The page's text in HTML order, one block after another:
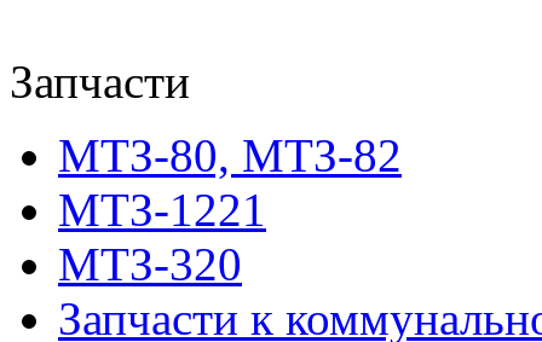
Запчасти
МТЗ-80, МТЗ-82
МТЗ-1221
МТЗ-320
Запчасти к